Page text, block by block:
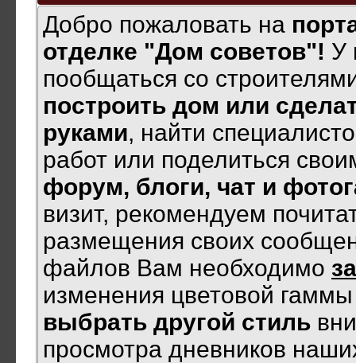
Добро пожаловать на
отделке "Дом советов"! У
пообщаться со
построить дом или
руками, найти
работ или поделиться
форум, блоги, чат и
визит, рекомендуем
размещения своих
файлов Вам необходимо
изменения цветовой
выбрать другой стиль
просмотра дневников